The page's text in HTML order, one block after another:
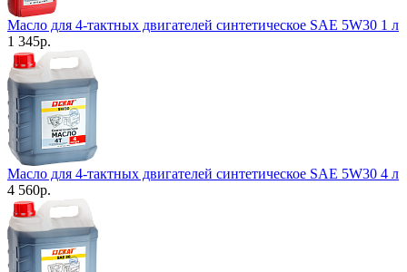
Масло для 4-тактных двигателей синтетическое SAE 5W30 1 л
1 345р.
Масло для 4-тактных двигателей синтетическое SAE 5W30 4 л
4 560р.